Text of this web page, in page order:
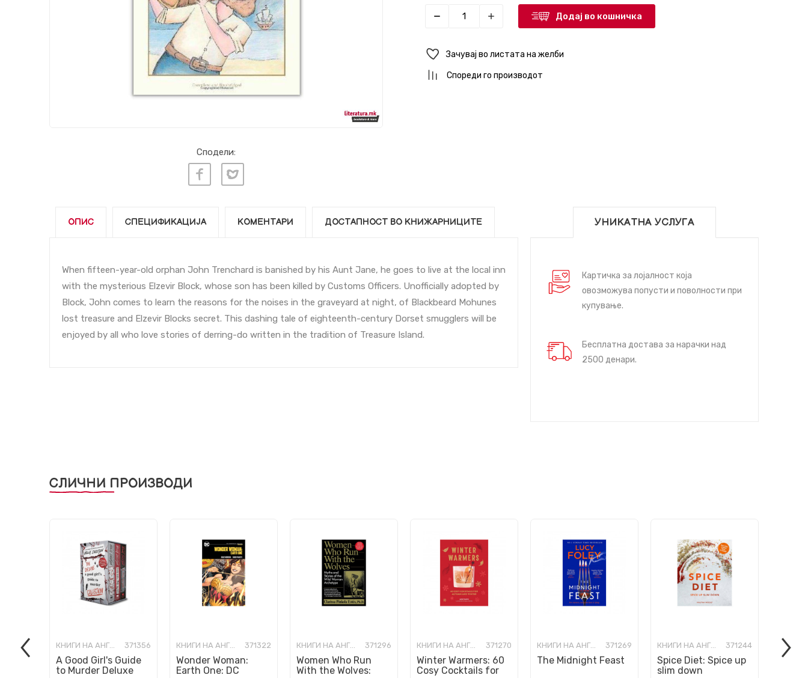
Сподели:
Додај во кошничка
Зачувај во листата на желби
Спореди го производот
ОПИС СПЕЦИФИКАЦИЈА КОМЕНТАРИ ДОСТАПНОСТ ВО КНИЖАРНИЦИТЕ
When fifteen-year-old orphan John Trenchard is banished by his Aunt Jane, he goes to live at the local inn
with the mysterious Elzevir Block, whose son has been killed by Customs Officers. Unofficially adopted by
Block, John comes to learn the reasons for the noises in the graveyard at night, of Blackbeard Mohunes
lost treasure and Elzevir Blocks secret. This dashing tale of eighteenth-century Dorset smugglers will be
enjoyed by all who love stories of derring-do written in the tradition of Treasure Island.
УНИКАТНА УСЛУГА
Картичка за лојалност која
овозможува попусти и поволности при
купување.
Бесплатна достава за нарачки над
2500 денари.
СЛИЧНИ ПРОИЗВОДИ
КНИГИ НА АНГЛИСКИ ЈАЗИК 371356
A Good Girl's Guide
to Murder Deluxe
КНИГИ НА АНГЛИСКИ ЈАЗИК 371322
Wonder Woman:
Earth One: DC
КНИГИ НА АНГЛИСКИ ЈАЗИК 371296
Women Who Run
With the Wolves:
КНИГИ НА АНГЛИСКИ ЈАЗИК 371270
Winter Warmers: 60
Cosy Cocktails for
КНИГИ НА АНГЛИСКИ ЈАЗИК 371269
The Midnight Feast
КНИГИ НА АНГЛИСКИ ЈАЗИК 371244
Spice Diet: Spice up
slim down
How